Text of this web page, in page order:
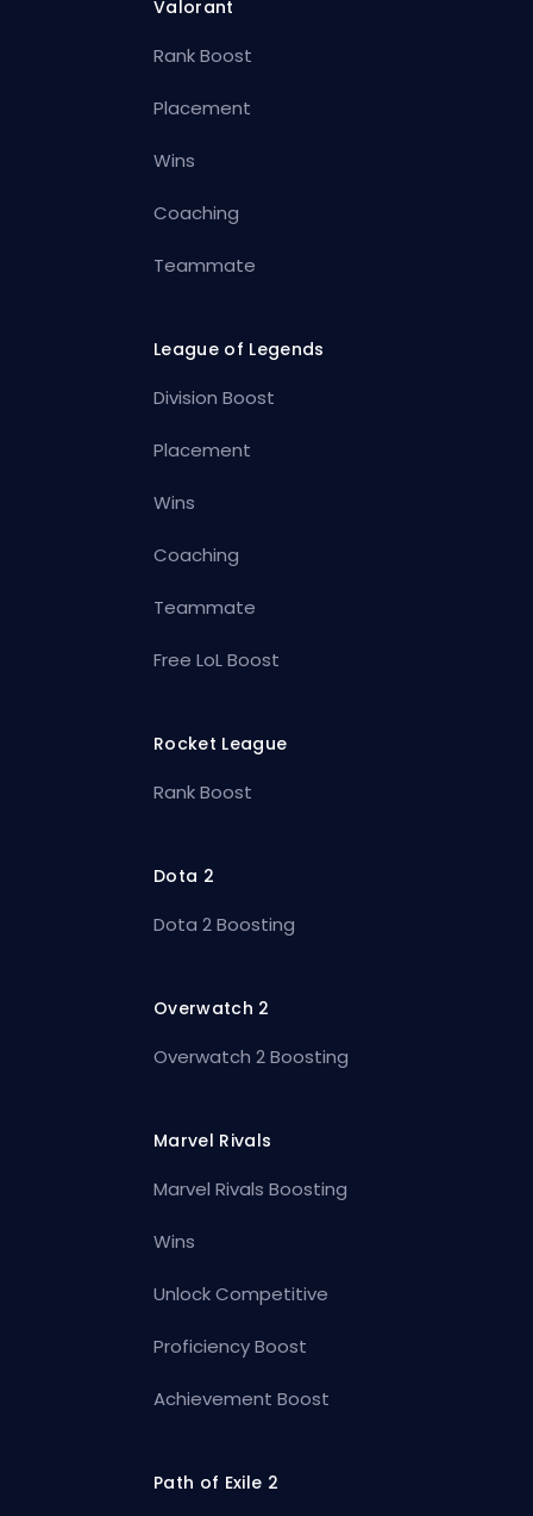
Valorant
Rank Boost
Placement
Wins
Coaching
Teammate
League of Legends
Division Boost
Placement
Wins
Coaching
Teammate
Free LoL Boost
Rocket League
Rank Boost
Dota 2
Dota 2 Boosting
Overwatch 2
Overwatch 2 Boosting
Marvel Rivals
Marvel Rivals Boosting
Wins
Unlock Competitive
Proficiency Boost
Achievement Boost
Path of Exile 2